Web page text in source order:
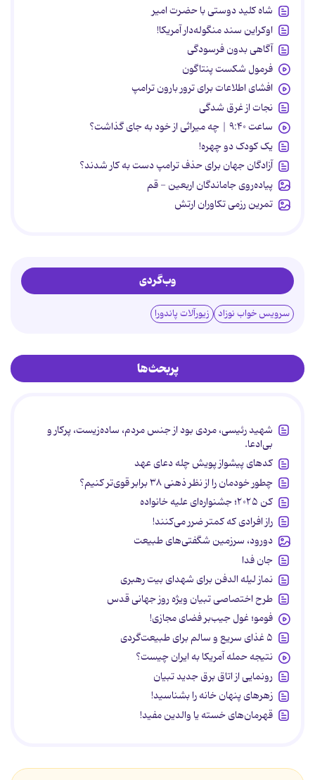
شاه کلید دوستی با حضرت امیر
اوکراین سند منگوله‌دار آمریکا!
آگاهی بدون فرسودگی
فرمول شکست پنتاگون
افشای اطلاعات برای ترور بارون ترامپ
نجات از غرق شدگی
ساعت ۹:۴۰ | چه میراثی از خود به جای گذاشت؟
یک کودک دو چهره!
آزادگان جهان برای حذف ترامپ دست به کار شدند؟
پیاده‌روی جاماندگان اربعین - قم
تمرین رزمی تکاوران ارتش
وب‌گردی
سرویس خواب نوزاد زیورآلات پاندورا
پربحث‌ها
شهید رئیسی، مردی بود از جنس مردم، ساده‌زیست، پرکار و
بی‌ادعا.
کدهای پیشواز پویش چله دعای عهد
چطور خودمان را از نظر ذهنی ۳۸ برابر قوی‌تر کنیم؟
کن ۲۰۲۵؛ جشنواره‌ای علیه خانواده
راز افرادی که کمتر ضرر می‌کنند!
دورود، سرزمین شگفتی‌های طبیعت
جان فدا
نماز لیله الدفن برای شهدای بیت رهبری
طرح اختصاصی تبیان ویژه روز جهانی قدس
فومو؛ غول جیب‌بر فضای مجازی!
۵ غذای سریع و سالم برای طبیعت‌گردی
نتیجه حمله آمریکا به ایران چیست؟
رونمایی از اتاق برق جدید تبیان
زهرهای پنهان خانه را بشناسید!
قهرمان‌های خسته یا والدین مفید!